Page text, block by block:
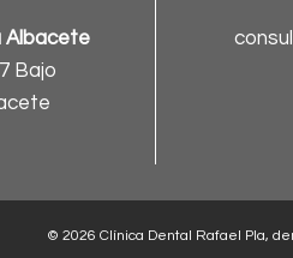
Albacete
Bajo
© 2026 Clínica Dental Rafael Pla,